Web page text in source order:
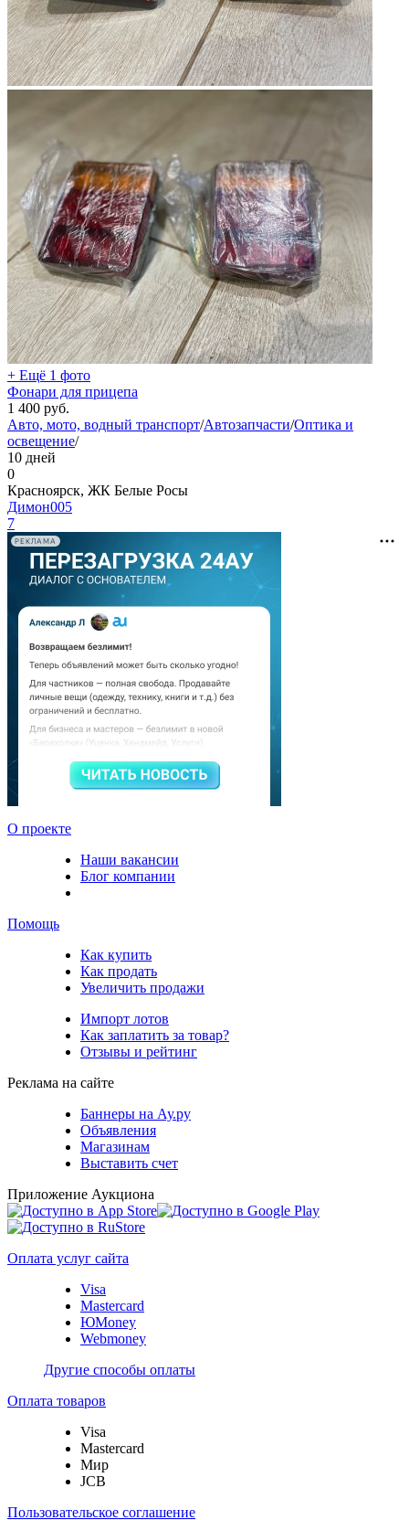
+ Ещё 1 фото
Фонари для прицепа
1 400 руб.
Авто, мото, водный транспорт/Автозапчасти/Оптика и
освещение/
10 дней
0
Красноярск, ЖК Белые Росы
Димон005
7
РЕКЛАМА
О проекте
Наши вакансии
Блог компании
Помощь
Как купить
Как продать
Увеличить продажи
Импорт лотов
Как заплатить за товар?
Отзывы и рейтинг
Реклама на сайте
Баннеры на Ау.ру
Объявления
Магазинам
Выставить счет
Приложение Аукциона
Оплата услуг сайта
Visa
Mastercard
ЮMoney
Webmoney
Другие способы оплаты
Оплата товаров
Visa
Mastercard
Мир
JCB
Пользовательское соглашение